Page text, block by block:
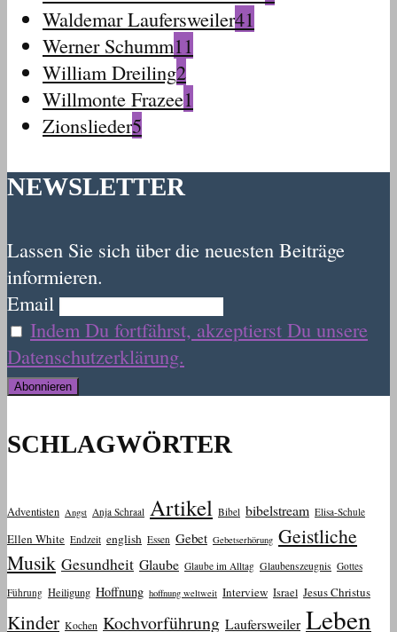
Waldemar Laufersweiler41
Werner Schumm11
William Dreiling2
Willmonte Frazee1
Zionslieder5
NEWSLETTER
Lassen Sie sich über die neuesten Beiträge
informieren.
Email
Indem Du fortfährst, akzeptierst Du unsere
Datenschutzerklärung.
SCHLAGWÖRTER
Adventisten Angst Anja Schraal Artikel Bibel bibelstream Elisa-Schule
Ellen White Endzeit english Essen Gebet Gebetserhörung Geistliche
Musik Gesundheit Glaube Glaube im Alltag Glaubenszeugnis Gottes
Führung Heiligung Hoffnung hoffnung weltweit Interview Israel Jesus Christus
Kinder Kochen Kochvorführung Laufersweiler Leben